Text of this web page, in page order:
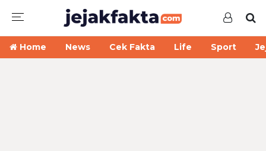
Home News Cek Fakta Life Sport